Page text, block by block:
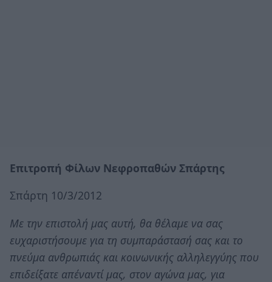
Επιτροπή Φίλων Νεφροπαθών Σπάρτης
Σπάρτη 10/3/2012
Με την επιστολή μας αυτή, θα θέλαμε να σας
ευχαριστήσουμε για τη συμπαράστασή σας και το
πνεύμα ανθρωπιάς και κοινωνικής αλληλεγγύης που
επιδείξατε απέναντί μας, στον αγώνα μας, για